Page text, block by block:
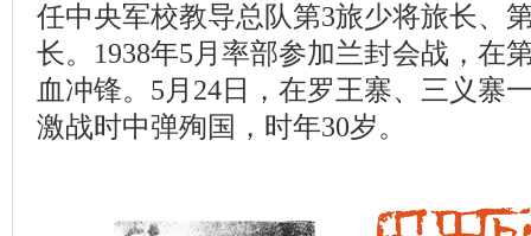
任中央军校教导总队第3旅少将旅长、
长。1938年5月率部参加兰封会战，在
血冲锋。5月24日，在罗王寨、三义寨
激战时中弹殉国，时年30岁。